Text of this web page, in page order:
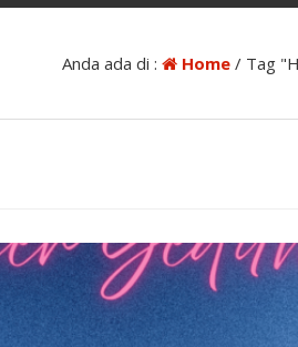
Anda ada di : Home/ Tag